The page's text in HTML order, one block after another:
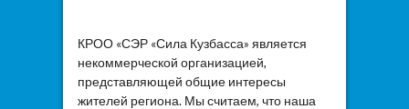
КРОО «СЭР «Сила Кузбасса» является
некоммерческой организацией,
представляющей общие интересы
жителей региона. Мы считаем, что наша